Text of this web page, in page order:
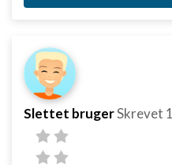
Slettet brugerSkrevet